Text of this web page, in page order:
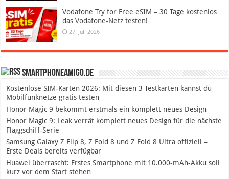
Vodafone Try for Free eSIM – 30 Tage kostenlos
das Vodafone-Netz testen!
27. Juli 2026
SmartphoneAmigo.de
Kostenlose SIM-Karten 2026: Mit diesen 3 Testkarten kannst du
Mobilfunknetze gratis testen
Honor Magic 9 bekommt erstmals ein komplett neues Design
Honor Magic 9: Leak verrät komplett neues Design für die nächste
Flaggschiff-Serie
Samsung Galaxy Z Flip 8, Z Fold 8 und Z Fold 8 Ultra offiziell –
Erste Deals bereits verfügbar
Huawei überrascht: Erstes Smartphone mit 10.000-mAh-Akku soll
kurz vor dem Start stehen